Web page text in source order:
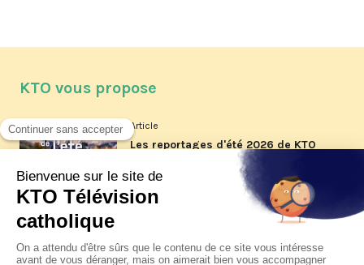
KTO vous propose
Article
Les reportages d'été 2026 de KTO
Article
La visite pastorale du pape Léon
jeudi 6 août